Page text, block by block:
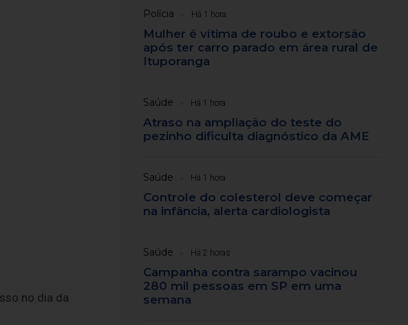
no dia da
Polícia Há 1 hora
Mulher é vítima de roubo e extorsão
após ter carro parado em área rural de
Ituporanga
Saúde Há 1 hora
Atraso na ampliação do teste do
pezinho dificulta diagnóstico da AME
Saúde Há 1 hora
Controle do colesterol deve começar
na infância, alerta cardiologista
Saúde Há 2 horas
Campanha contra sarampo vacinou
280 mil pessoas em SP em uma
semana